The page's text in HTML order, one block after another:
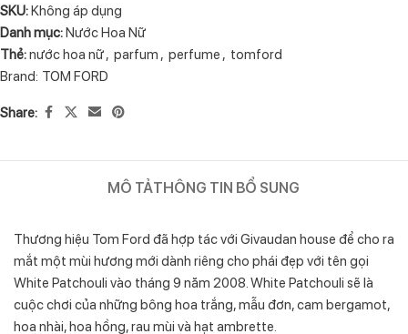
SKU:Không áp dụng
Danh mục:Nước Hoa Nữ
Thẻ:nước hoa nữ, parfum , perfume , tomford
Brand: TOM FORD
Share:
MÔ TẢTHÔNG TIN BỔ SUNG
Thương hiệu Tom Ford đã hợp tác với Givaudan house để cho ra
mắt một mùi hương mới dành riêng cho phái đẹp với tên gọi
White Patchouli vào tháng 9 năm 2008. White Patchouli sẽ là
cuộc chơi của những bông hoa trắng, mẫu đơn, cam bergamot,
hoa nhài, hoa hồng, rau mùi và hạt ambrette.